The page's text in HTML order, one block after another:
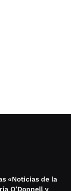
«Noticias de la
O’Donnell y